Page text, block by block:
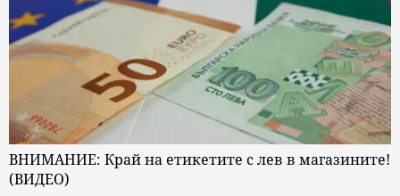
ВНИМАНИЕ: Край на етикетите с лев в магазините!
(ВИДЕО)